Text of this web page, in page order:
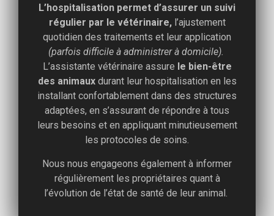
L’hospitalisation permet d’assurer un suivi
régulier par le vétérinaire,l’ajustement
quotidien des traitements et leur application
(parfois difficile à administrer à domicile).
L’assistante vétérinaire assure le bien-être
des animauxdurant leur hospitalisation en les
installant confortablement dans des structures
adaptées, en s’assurant de répondre à tous
leurs besoins et en appliquant minutieusement
les protocoles de soins.
Nous nous engageons également à informer
régulièrement les propriétaires quant à
l’évolution de l’état de santé de leur animal.